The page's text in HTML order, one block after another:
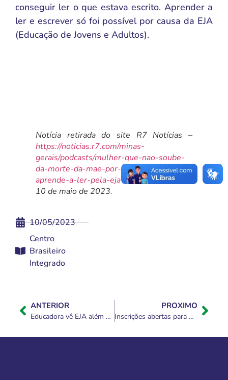
conseguir ler o que estava escrito. Aprender a
ler e escrever só foi possível por causa da EJA
(Educação de Jovens e Adultos).
Notícia retirada do site R7 Notícias –
https://noticias.r7.com/minas-
gerais/podcasts/mulher-que-nao-soube-
da-morte-da-mae-por-ser-analfabeta-
aprende-a-ler-pela-eja-09052023– em
10 de maio de 2023.
10/05/2023
Centro
Brasileiro
Integrado
ANTERIOR
Educadora vê EJA além do diploma e fonte de reflexão
PROXIMO
Inscrições abertas para Prêmio Nacional de Educação